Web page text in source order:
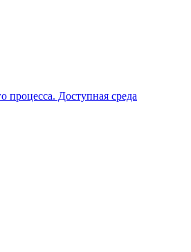
процесса. Доступная среда